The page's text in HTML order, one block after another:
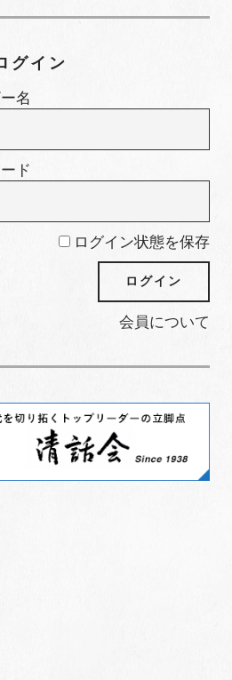
グイン
名
ド
ログイン状態を保存
会員について